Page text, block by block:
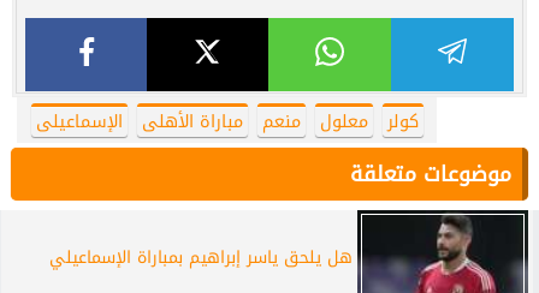
كولر معلول منعم مباراة الأهلى الإسماعيلى
موضوعات متعلقة
هل يلحق ياسر إبراهيم بمباراة الإسماعيلي